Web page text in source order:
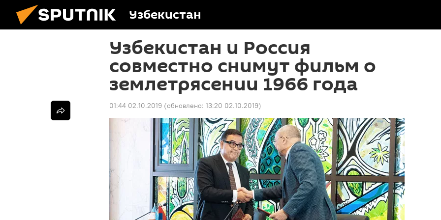
Узбекистан
Узбекистан и Россия
совместно снимут фильм о
землетрясении 1966 года
01:44 02.10.2019 (обновлено: 13:20 02.10.2019)